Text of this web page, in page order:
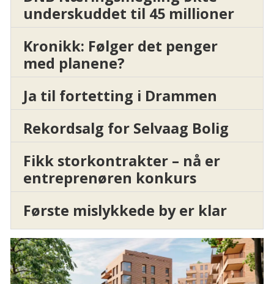
underskuddet til 45 millioner
Kronikk: Følger det penger
med planene?
Ja til fortetting i Drammen
Rekordsalg for Selvaag Bolig
Fikk storkontrakter – nå er
entreprenøren konkurs
Første mislykkede by er klar